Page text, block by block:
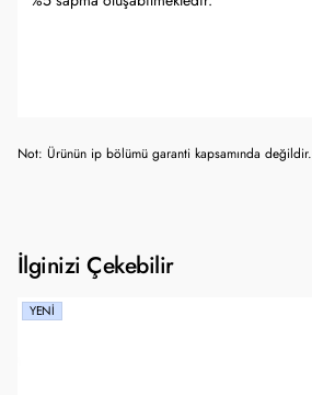
Not: Ürünün ip bölümü garanti kapsamında değildir.
İlginizi Çekebilir
YENI